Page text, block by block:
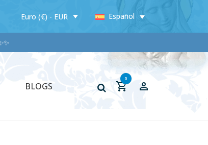
Euro (€) - EUR Español
BLOGS
0